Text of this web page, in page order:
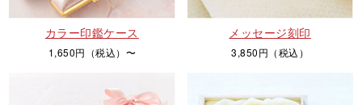
カラー印鑑ケース
1,650円（税込）〜
メッセージ刻印
3,850円（税込）